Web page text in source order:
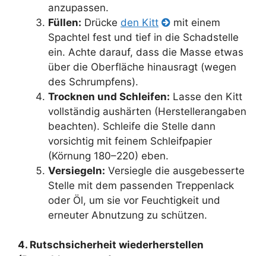
anzupassen.
Füllen: Drücke den Kitt
mit einem
Spachtel fest und tief in die Schadstelle
ein. Achte darauf, dass die Masse etwas
über die Oberfläche hinausragt (wegen
des Schrumpfens).
Trocknen und Schleifen: Lasse den Kitt
vollständig aushärten (Herstellerangaben
beachten). Schleife die Stelle dann
vorsichtig mit feinem Schleifpapier
(Körnung 180–220) eben.
Versiegeln: Versiegle die ausgebesserte
Stelle mit dem passenden Treppenlack
oder Öl, um sie vor Feuchtigkeit und
erneuter Abnutzung zu schützen.
4. Rutschsicherheit wiederherstellen